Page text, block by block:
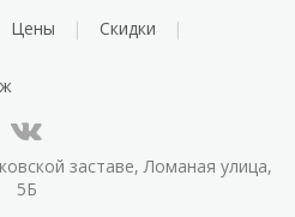
Цены Скидки
заставе, Ломаная улица,
5Б